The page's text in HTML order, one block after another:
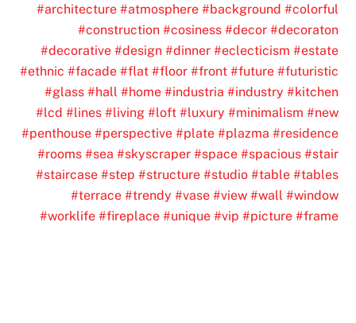
#architecture #atmosphere #background #colorful
#construction #cosiness #decor #decoraton
#decorative #design #dinner #eclecticism #estate
#ethnic #facade #flat #floor #front #future #futuristic
#glass #hall #home #industria #industry #kitchen
#lcd #lines #living #loft #luxury #minimalism #new
#penthouse #perspective #plate #plazma #residence
#rooms #sea #skyscraper #space #spacious #stair
#staircase #step #structure #studio #table #tables
#terrace #trendy #vase #view #wall #window
#worklife #fireplace #unique #vip #picture #frame